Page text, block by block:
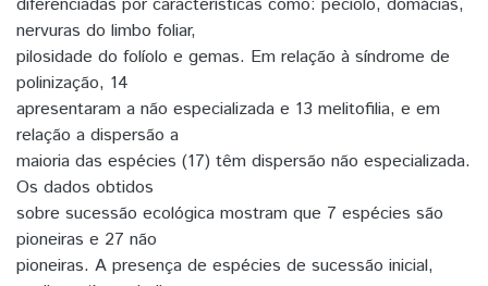
nervuras do limbo foliar,
pilosidade do folíolo e gemas. Em relação à síndrome de
polinização, 14
apresentaram a não especializada e 13 melitofilia, e em
relação a dispersão a
maioria das espécies (17) têm dispersão não especializada.
Os dados obtidos
sobre sucessão ecológica mostram que 7 espécies são
pioneiras e 27 não
pioneiras. A presença de espécies de sucessão inicial,